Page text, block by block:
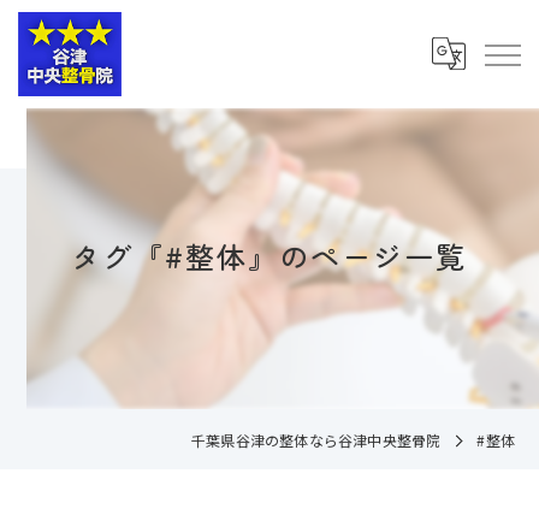
タグ『#整体』のページ一覧
千葉県谷津の整体なら谷津中央整骨院 #整体